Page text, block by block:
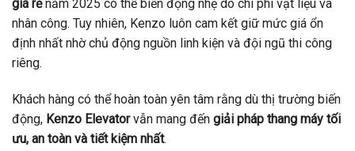
giá rẻnăm 2025 có thể biến động nhẹ do chi phí vật liệu và
nhân công. Tuy nhiên, Kenzo luôn cam kết giữ mức giá ổn
định nhất nhờ chủ động nguồn linh kiện và đội ngũ thi công
riêng.
Khách hàng có thể hoàn toàn yên tâm rằng dù thị trường biến
động, Kenzo Elevatorvẫn mang đến giải pháp thang máy tối
ưu, an toàn và tiết kiệm nhất.